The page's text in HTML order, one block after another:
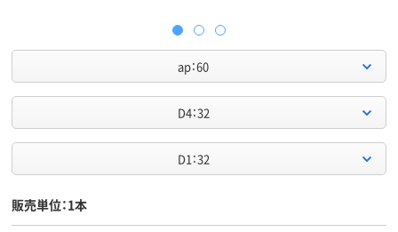
ap：60
D4：32
D1：32
販売単位：1本